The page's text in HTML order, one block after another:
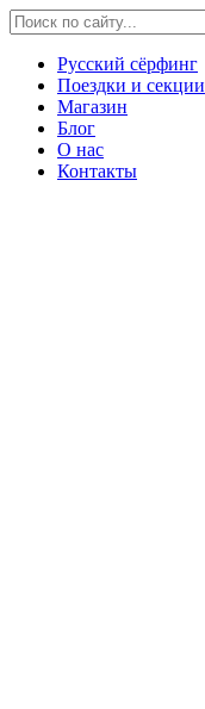
Русский сёрфинг
Поездки и секции
Магазин
Блог
О нас
Контакты